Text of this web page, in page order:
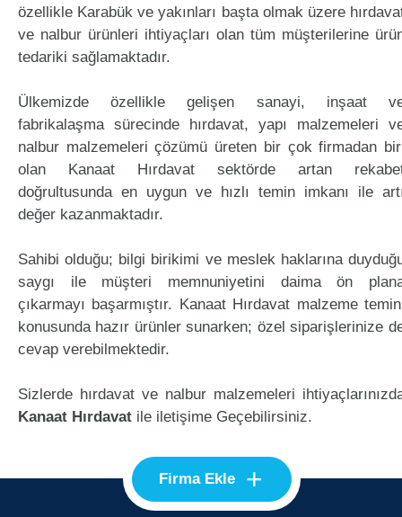
özellikle Karabük ve yakınları başta olmak üzere
ve nalbur ürünleri ihtiyaçları olan tüm müşterilerine
tedariki sağlamaktadır.
Ülkemizde özellikle gelişen sanayi, inşaat
fabrikalaşma sürecinde hırdavat, yapı malzemeleri
nalbur malzemeleri çözümü üreten bir çok firmadan
olan Kanaat Hırdavat sektörde artan
doğrultusunda en uygun ve hızlı temin imkanı ile
değer kazanmaktadır.
Sahibi olduğu; bilgi birikimi ve meslek haklarına
saygı ile müşteri memnuniyetini daima ön
çıkarmayı başarmıştır. Kanaat Hırdavat malzeme
konusunda hazır ürünler sunarken; özel siparişlerinize
cevap verebilmektedir.
Sizlerde hırdavat ve nalbur malzemeleri
Kanaat Hırdavat ile iletişime Geçebilirsiniz.
Firma Ekle +